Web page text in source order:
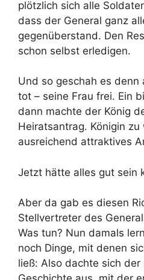
plötzlich sich alle
dass der General ganz
gegenüberstand. Den
schon selbst erledigen.
Und so geschah es denn
tot – seine Frau frei. Ein
dann machte der König
Heiratsantrag. Königin
ausreichend attraktives
Jetzt hätte alles gut sein
Aber da gab es diesen
Stellvertreter des
Was tun? Nun damals
noch Dinge, mit denen
ließ: Also dachte sich der